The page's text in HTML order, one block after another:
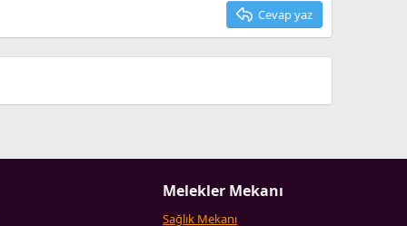
Cevap yaz
Melekler Mekanı
Sağlık Mekanı